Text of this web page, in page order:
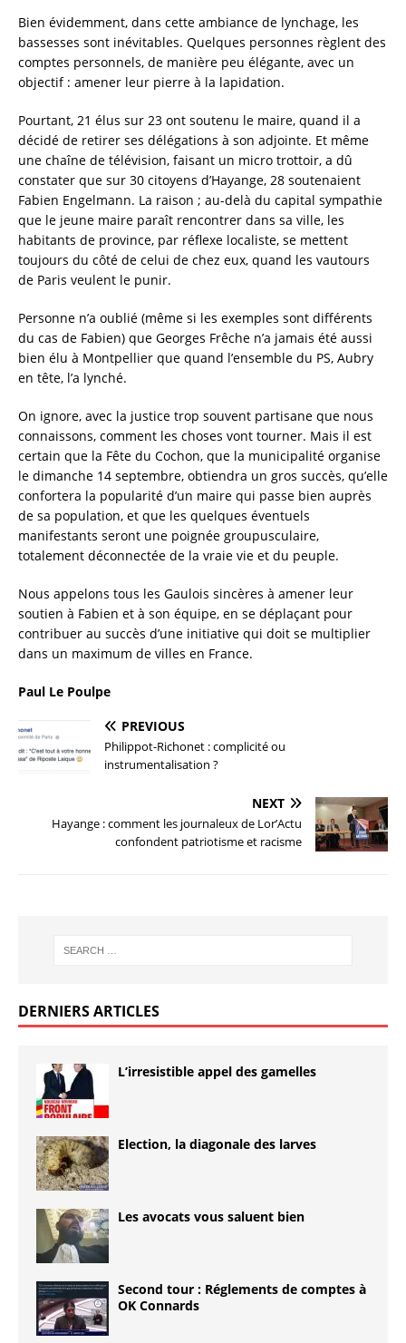
Bien évidemment, dans cette ambiance de lynchage, les
bassesses sont inévitables. Quelques personnes règlent des
comptes personnels, de manière peu élégante, avec un
objectif : amener leur pierre à la lapidation.
Pourtant, 21 élus sur 23 ont soutenu le maire, quand il a
décidé de retirer ses délégations à son adjointe. Et même
une chaîne de télévision, faisant un micro trottoir, a dû
constater que sur 30 citoyens d’Hayange, 28 soutenaient
Fabien Engelmann. La raison ; au-delà du capital sympathie
que le jeune maire paraît rencontrer dans sa ville, les
habitants de province, par réflexe localiste, se mettent
toujours du côté de celui de chez eux, quand les vautours
de Paris veulent le punir.
Personne n’a oublié (même si les exemples sont différents
du cas de Fabien) que Georges Frêche n’a jamais été aussi
bien élu à Montpellier que quand l’ensemble du PS, Aubry
en tête, l’a lynché.
On ignore, avec la justice trop souvent partisane que nous
connaissons, comment les choses vont tourner. Mais il est
certain que la Fête du Cochon, que la municipalité organise
le dimanche 14 septembre, obtiendra un gros succès, qu’elle
confortera la popularité d’un maire qui passe bien auprès
de sa population, et que les quelques éventuels
manifestants seront une poignée groupusculaire,
totalement déconnectée de la vraie vie et du peuple.
Nous appelons tous les Gaulois sincères à amener leur
soutien à Fabien et à son équipe, en se déplaçant pour
contribuer au succès d’une initiative qui doit se multiplier
dans un maximum de villes en France.
Paul Le Poulpe
PREVIOUS
Philippot-Richonet : complicité ou
instrumentalisation ?
NEXT
Hayange : comment les journaleux de Lor’Actu
confondent patriotisme et racisme
DERNIERS ARTICLES
L’irresistible appel des gamelles
Election, la diagonale des larves
Les avocats vous saluent bien
Second tour : Réglements de comptes à
OK Connards